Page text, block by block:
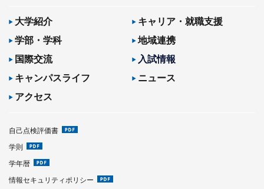
大学紹介
キャリア・就職支援
学部・学科
地域連携
国際交流
入試情報
キャンパスライフ
ニュース
アクセス
自己点検評価書
学則
学年暦
情報セキュリティポリシー